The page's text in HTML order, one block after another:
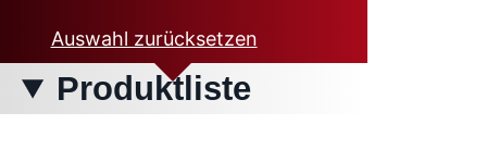
Auswahl zurücksetzen
Produktliste